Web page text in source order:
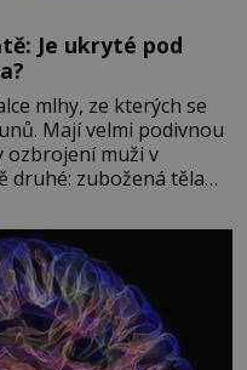
Je ukryté pod
mlhy, ze kterých se
Mají velmi podivnou
ozbrojení muži v
druhé: zubožená těla
roku 1945, druhá
Stolpsee